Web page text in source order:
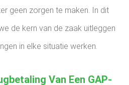
geen zorgen te maken. In dit
de kern van de zaak uitleggen
in elke situatie werken.
Van Een GAP-